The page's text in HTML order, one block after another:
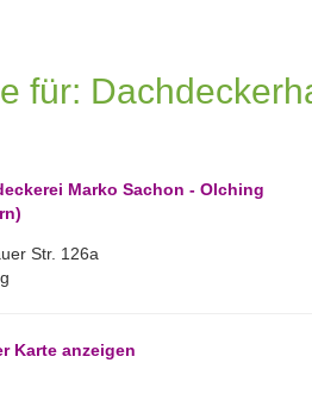
für:
Marko Sachon - Olching
Str. 126a
Karte anzeigen